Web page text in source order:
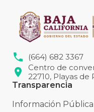
(664) 682 3367
Centro de
22710, Playas de
Transparencia
Información Pública